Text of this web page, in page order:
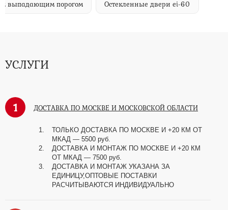
порогом Остекленные двери ei-60
УСЛУГИ
1 ДОСТАВКА ПО МОСКВЕ И МОСКОВСКОЙ ОБЛАСТИ
ТОЛЬКО ДОСТАВКА ПО МОСКВЕ И +20 КМ ОТ
МКАД — 5500 руб.
ДОСТАВКА И МОНТАЖ ПО МОСКВЕ И +20 КМ
ОТ МКАД — 7500 руб.
ДОСТАВКА И МОНТАЖ УКАЗАНА ЗА
ЕДИНИЦУ,ОПТОВЫЕ ПОСТАВКИ
РАСЧИТЫВАЮТСЯ ИНДИВИДУАЛЬНО